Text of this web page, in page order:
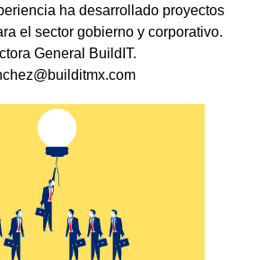
ha desarrollado proyectos
el sector gobierno y corporativo.
General BuildIT.